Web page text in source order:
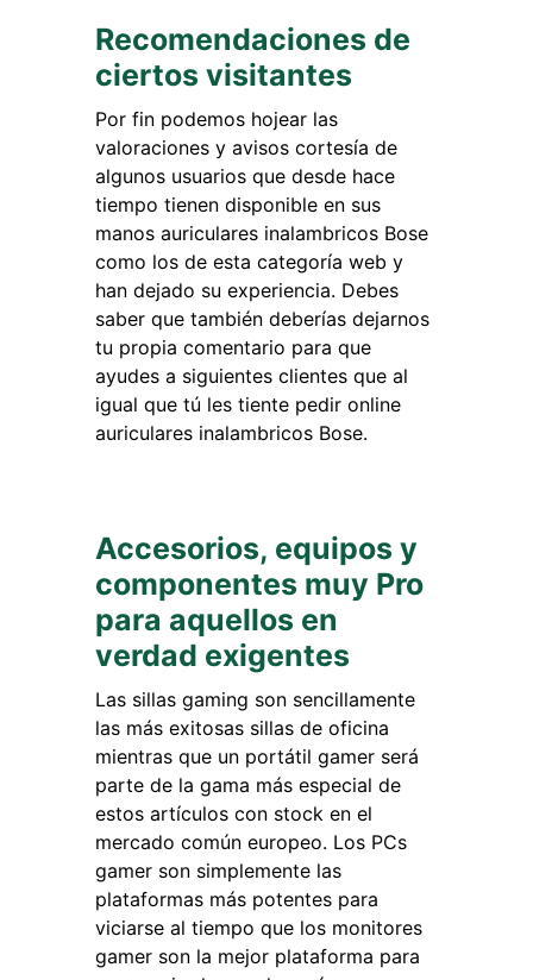
Recomendaciones de
ciertos visitantes
Por fin podemos hojear las
valoraciones y avisos cortesía de
algunos usuarios que desde hace
tiempo tienen disponible en sus
manos auriculares inalambricos Bose
como los de esta categoría web y
han dejado su experiencia. Debes
saber que también deberías dejarnos
tu propia comentario para que
ayudes a siguientes clientes que al
igual que tú les tiente pedir online
auriculares inalambricos Bose.
Accesorios, equipos y
componentes muy Pro
para aquellos en
verdad exigentes
Las sillas gaming son sencillamente
las más exitosas sillas de oficina
mientras que un portátil gamer será
parte de la gama más especial de
estos artículos con stock en el
mercado común europeo. Los PCs
gamer son simplemente las
plataformas más potentes para
viciarse al tiempo que los monitores
gamer son la mejor plataforma para